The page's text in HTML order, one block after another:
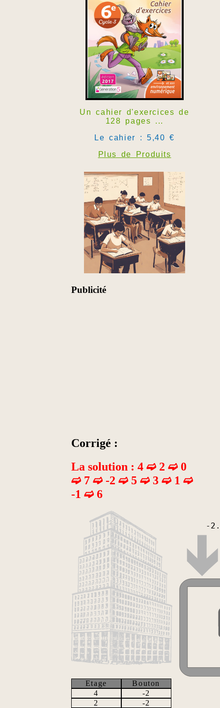
Un cahier d'exercices de
128 pages ...
Le cahier : 5,40 €
Plus de Produits
Publicité
Corrigé :
La solution : 4 ➫ 2 ➫ 0
➫ 7 ➫ -2 ➫ 5 ➫ 3 ➫ 1 ➫
-1 ➫ 6
-
Etage
Bouton
4
-2
2
-2